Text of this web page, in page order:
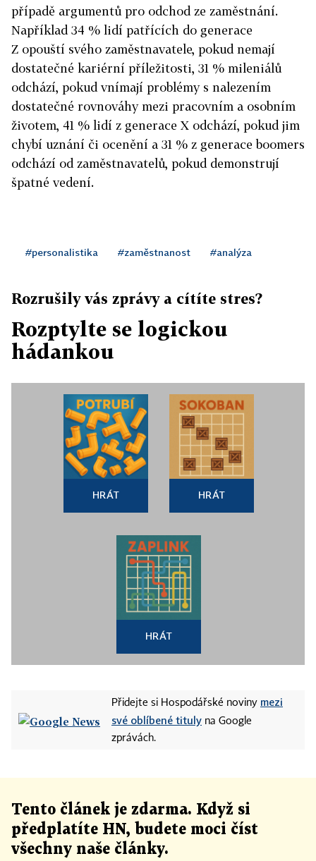
případě argumentů pro odchod ze zaměstnání.
Například 34 % lidí patřících do generace
Z opouští svého zaměstnavatele, pokud nemají
dostatečné kariérní příležitosti, 31 % mileniálů
odchází, pokud vnímají problémy s nalezením
dostatečné rovnováhy mezi pracovním a osobním
životem, 41 % lidí z generace X odchází, pokud jim
chybí uznání či ocenění a 31 % z generace boomers
odchází od zaměstnavatelů, pokud demonstrují
špatné vedení.
#personalistika #zaměstnanost #analýza
Rozrušily vás zprávy a cítíte stres?
Rozptylte se logickou
hádankou
HRÁT HRÁT
HRÁT
Přidejte si Hospodářské noviny mezi
své oblíbené tituly na Google
zprávách.
Tento článek je zdarma. Když si
předplatíte HN, budete moci číst
všechny naše články.